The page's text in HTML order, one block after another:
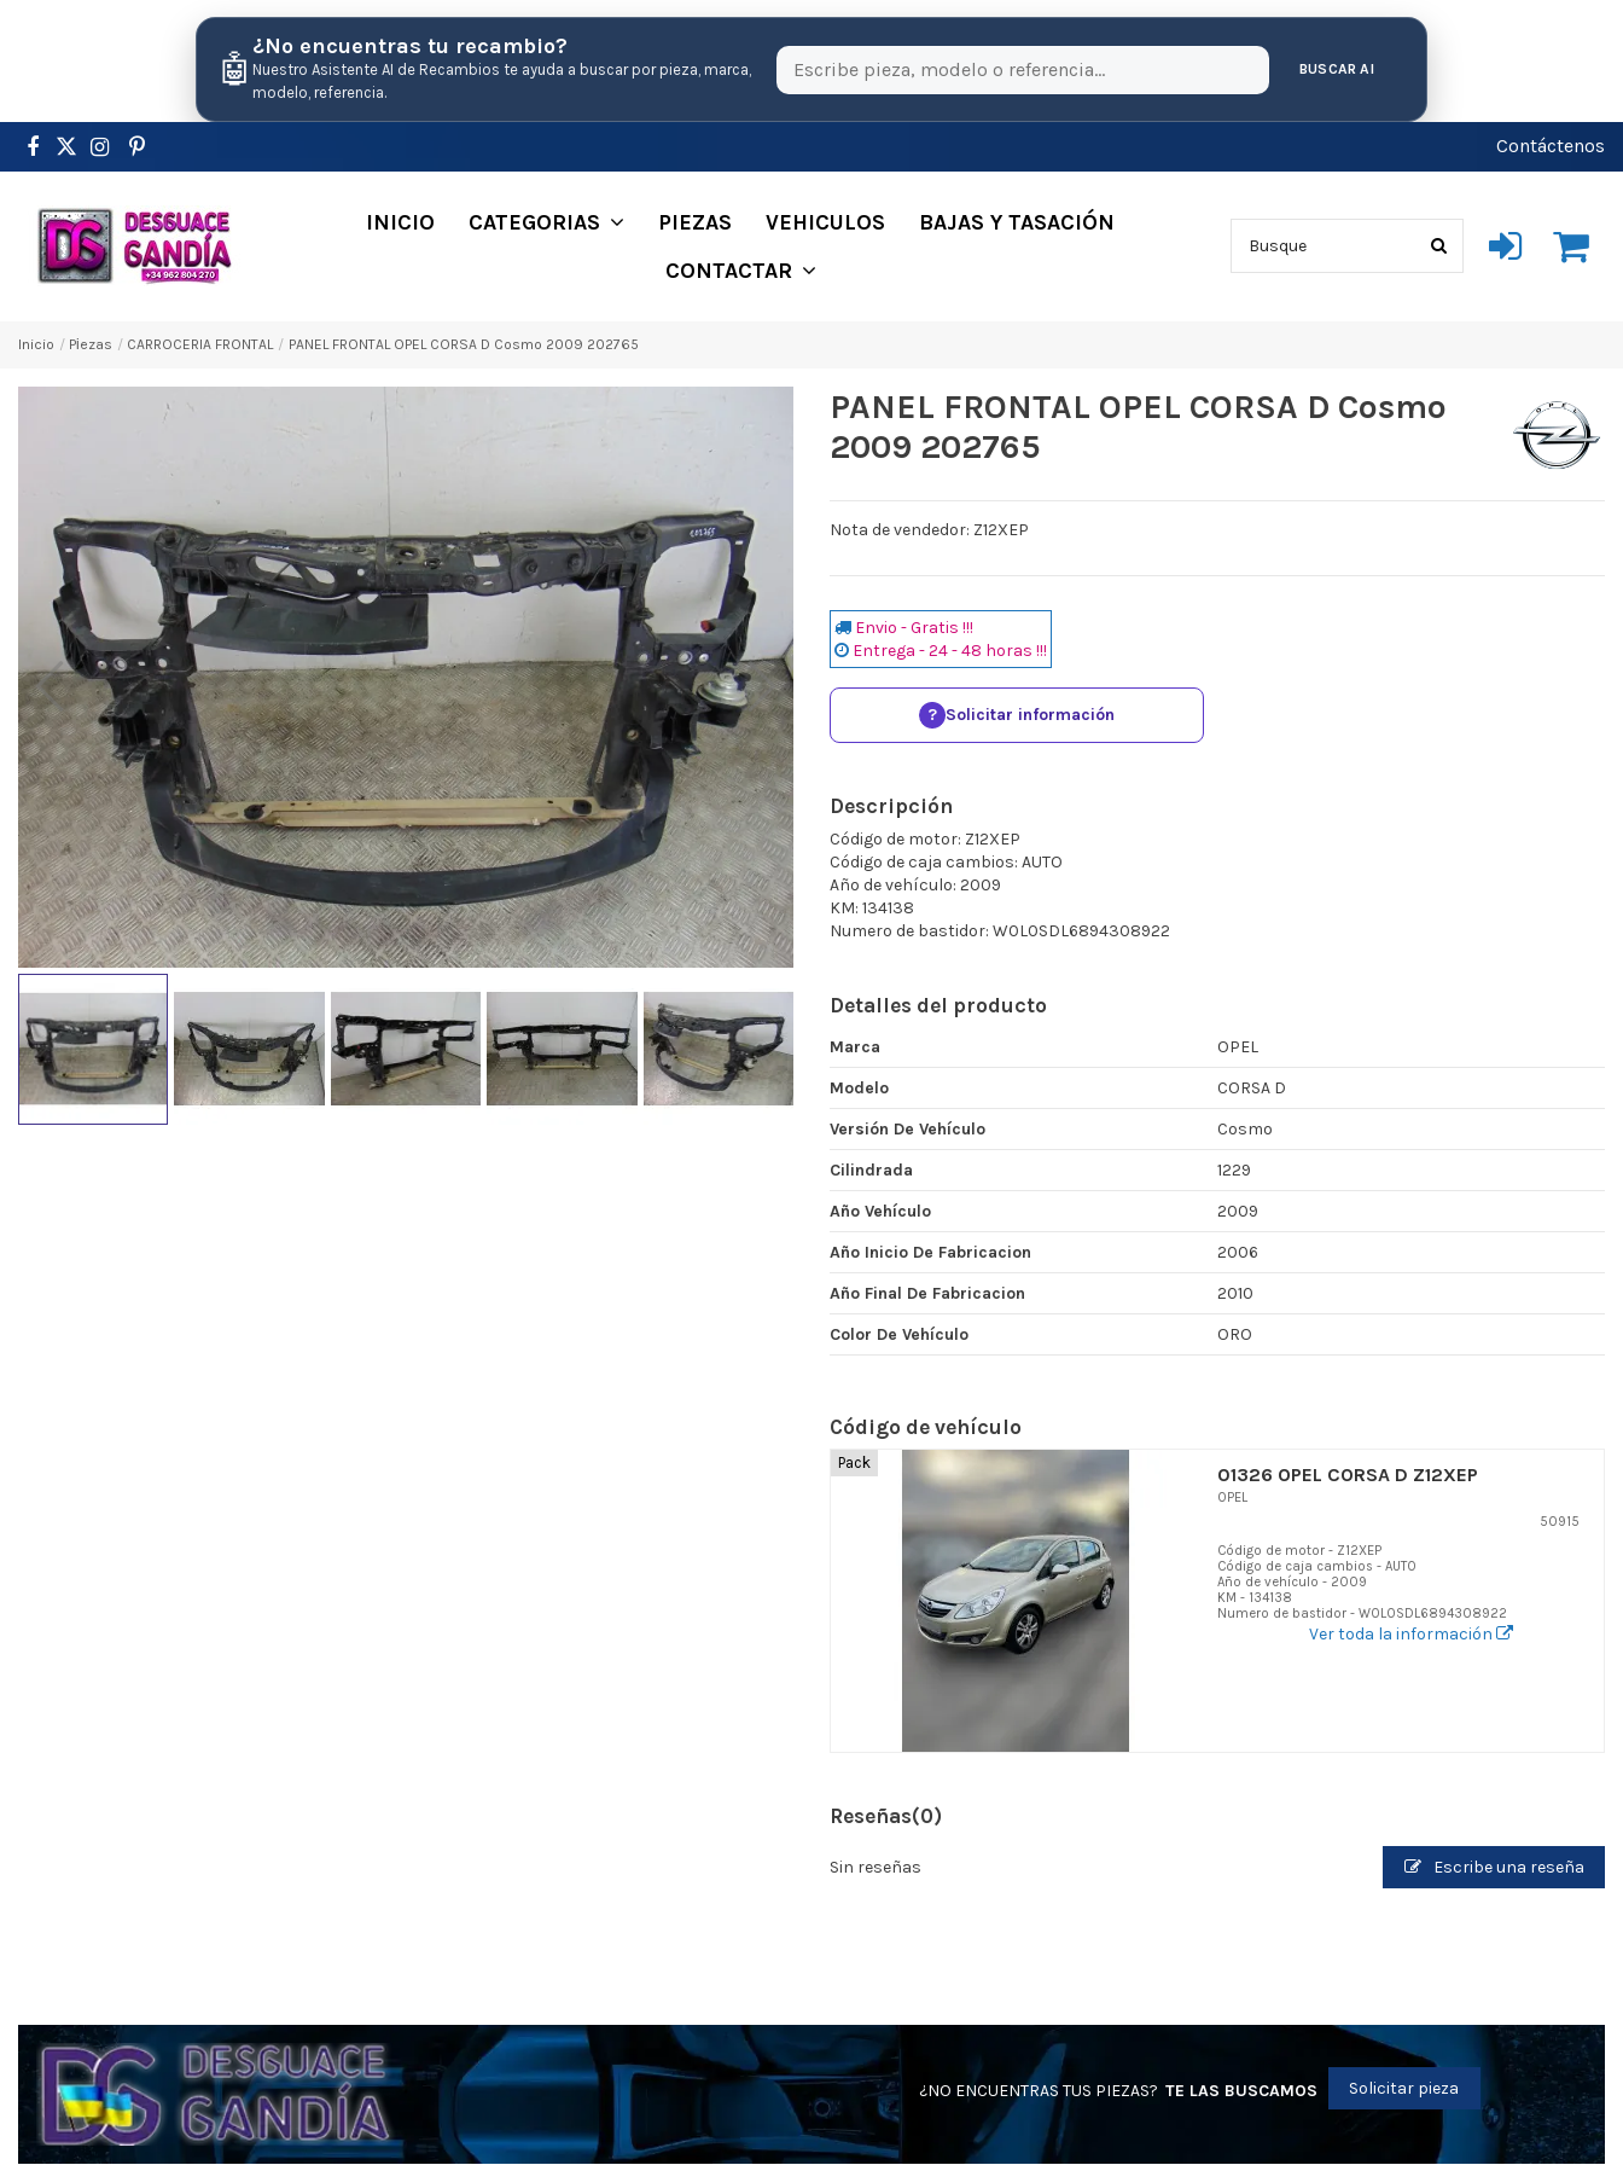
🤖
¿No encuentras tu recambio?
Nuestro Asistente AI de Recambios te ayuda a buscar por pieza, marca,
modelo, referencia.
BUSCAR AI
Contáctenos
INICIO CATEGORIAS PIEZAS VEHICULOS
BAJAS Y TASACIÓN
CONTACTAR
Inicio Pіezas CARROCERIA FRONTAL PANEL FRONTAL OPEL CORSA D Cosmo 2009 202765
PANEL FRONTAL OPEL CORSA D Cosmo
2009 202765
Nota de vendedor: Z12XEP
Envio - Gratis !!!
Entrega - 24 - 48 horas !!!
? Solicitar información
Descripción
Código de motor: Z12XEP
Código de caja cambios: AUTO
Año de vehículo: 2009
KM: 134138
Numero de bastidor: W0L0SDL6894308922
Detalles del producto
Marca
OPEL
Modelo
CORSA D
Versión De Vehículo
Cosmo
Cilindrada
1229
Año Vehículo
2009
Año Inicio De Fabricacion
2006
Año Final De Fabricacion
2010
Color De Vehículo
ORO
Código de vehículo
Pack
01326 OPEL CORSA D Z12XEP
OPEL
50915
Código de motor - Z12XEP
Código de caja cambios - AUTO
Año de vehículo - 2009
KM - 134138
Numero de bastidor - W0L0SDL6894308922
Ver toda la información
Reseñas(0)
Sin reseñas Escribe una reseña
¿NO ENCUENTRAS TUS PIEZAS? TE LAS BUSCAMOS Solicitar pieza